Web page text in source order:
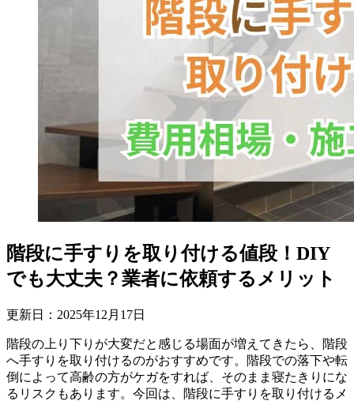
階段に手すりを取り付ける値段！DIY
でも大丈夫？業者に依頼するメリット
更新日： 2025年12 月 17日
階段の上り下りが大変だと感じる場面が増えてきたら、階段
へ手すりを取り付けるのがおすすめです。階段での落下や転
倒によって高齢の方がケガをすれば、そのまま寝たきりにな
るリスクもあります。今回は、階段に手すりを取り付けるメ